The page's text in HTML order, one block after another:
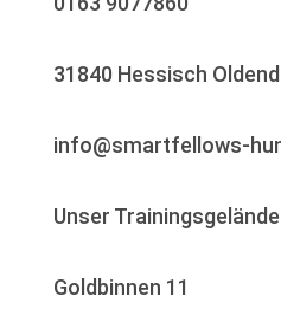
31840 Hessisch
info@smartfellows-
Unser Trainingsgelände
Goldbinnen 11